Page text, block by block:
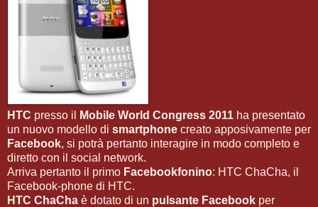
HTC presso il Mobile World Congress 2011 ha presentato
un nuovo modello di smartphone creato apposivamente per
Facebook, si potrà pertanto interagire in modo completo e
diretto con il social network.
Arriva pertanto il primo Facebookfonino: HTC ChaCha, il
Facebook-phone di HTC.
HTC ChaCha è dotato di un pulsante Facebook per